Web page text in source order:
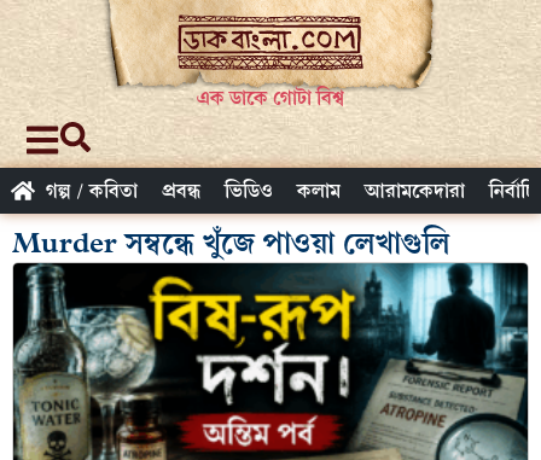
এক ডাকে গোটা বিশ্ব
গল্প / কবিতা প্রবন্ধ ভিডিও কলাম আরামকেদারা
Murder সম্বন্ধে খুঁজে পাওয়া লেখাগুলি